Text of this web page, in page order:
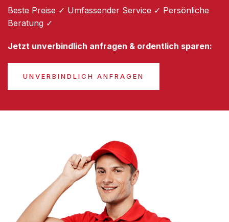
Beste Preise ✓ Umfassender Service ✓ Persönliche
Beratung ✓
Jetzt unverbindlich anfragen & ordentlich sparen:
UNVERBINDLICH ANFRAGEN